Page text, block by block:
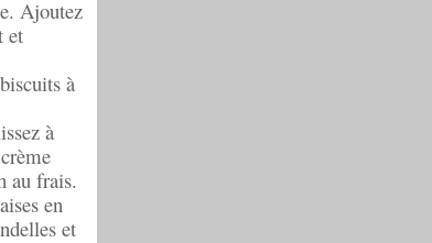
Ajoutez
et
à
à
au frais.
en
et